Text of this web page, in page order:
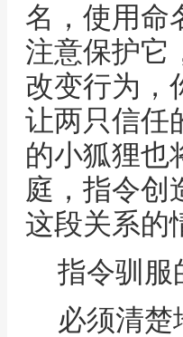
名，使用命
注意保护它
改变行为，
让两只信任
的小狐狸也
庭，指令创
这段关系的
指令驯服
必须清